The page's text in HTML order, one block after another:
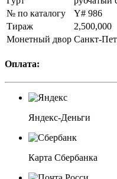
№ по каталогу
Y# 986
Тираж
2,500,000
Монетный двор Санкт-
Оплата:
Яндекс-Деньги
Карта Сбербанка